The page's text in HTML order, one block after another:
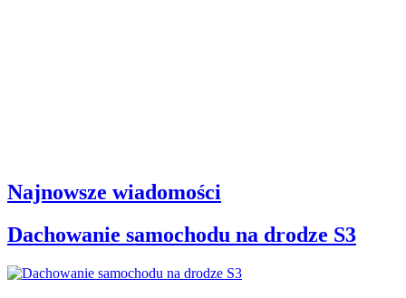
Najnowsze wiadomości
Dachowanie samochodu na drodze S3